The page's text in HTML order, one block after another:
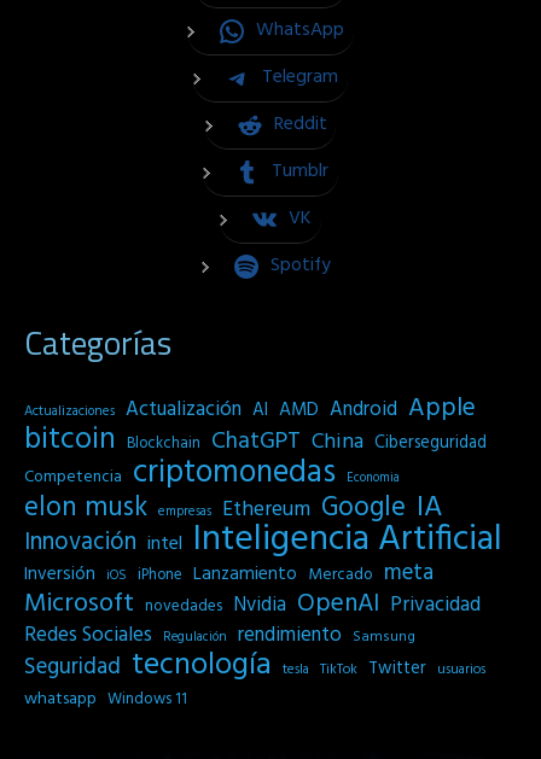
WhatsApp
Telegram
Reddit
Tumblr
VK
Spotify
Categorías
Actualizaciones Actualización AI AMD Android Apple
bitcoin Blockchain ChatGPT China Ciberseguridad
Competencia criptomonedas Economia
elon musk empresas Ethereum Google IA
Innovación intel Inteligencia Artificial
Inversión iOS iPhone Lanzamiento Mercado meta
Microsoft novedades Nvidia OpenAI Privacidad
Redes Sociales
Regulación rendimiento Samsung
Seguridad tecnología tesla TikTok Twitter usuarios
whatsapp Windows 11